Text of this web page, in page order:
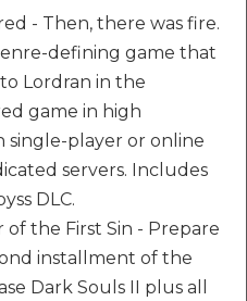
- Then, there was fire.
defining game that
Lordran in the
game in high
single-player or online
servers. Includes
DLC.
of the First Sin - Prepare
installment of the
Dark Souls II plus all